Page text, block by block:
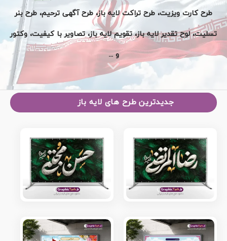
طرح کارت ویزیت، طرح تراکت لایه باز، طرح آگهی ترحیم، طرح بنر
تسلیت، لوح تقدیر لایه باز، تقویم لایه باز، تصاویر با کیفیت، وکتور
و …
جدیدترین طرح های لایه باز